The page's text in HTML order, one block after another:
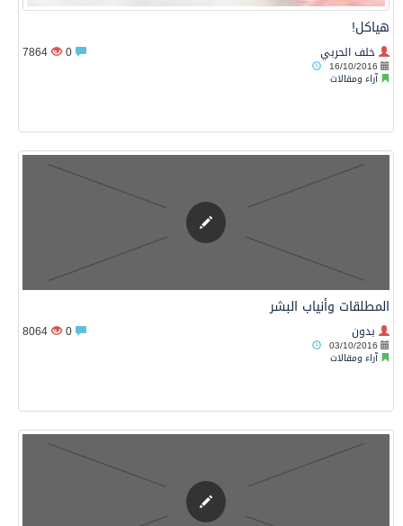
هياكل!
خلف الحربي
16/10/2016
آراء ومقالات
7864
المطلقات وأنياب البشر
بدون
03/10/2016
آراء ومقالات
8064